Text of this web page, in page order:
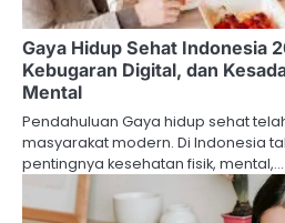
Gaya Hidup Sehat Indonesia
Kebugaran Digital, dan
Mental
Pendahuluan Gaya hidup sehat
masyarakat modern. Di Indonesia
pentingnya kesehatan fisik, mental,…